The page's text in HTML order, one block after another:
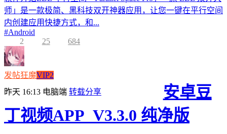
师」是一款极简、黑科技双开神器应用，让您一键在平行空间
内创建应用快捷方式，和...
#Android
2
25 684
发帖狂魔VIP2
昨天 16:13 电脑端 转载分享
安卓豆
丁视频APP_V3.3.0 纯净版